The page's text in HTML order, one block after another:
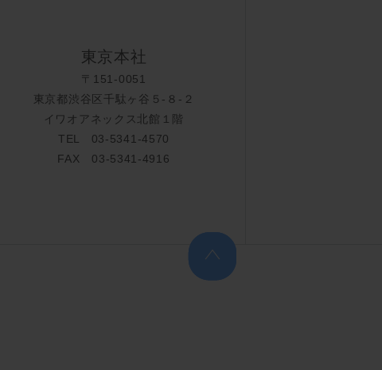
東京本社
〒151-0051
東京都渋谷区千駄ヶ谷５-８-２
イワオアネックス北館１階
TEL 03-5341-4570
FAX 03-5341-4916